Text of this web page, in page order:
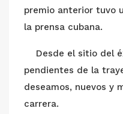
premio anterior tuvo
la prensa cubana.
Desde el sitio del
pendientes de la
deseamos, nuevos y
carrera.